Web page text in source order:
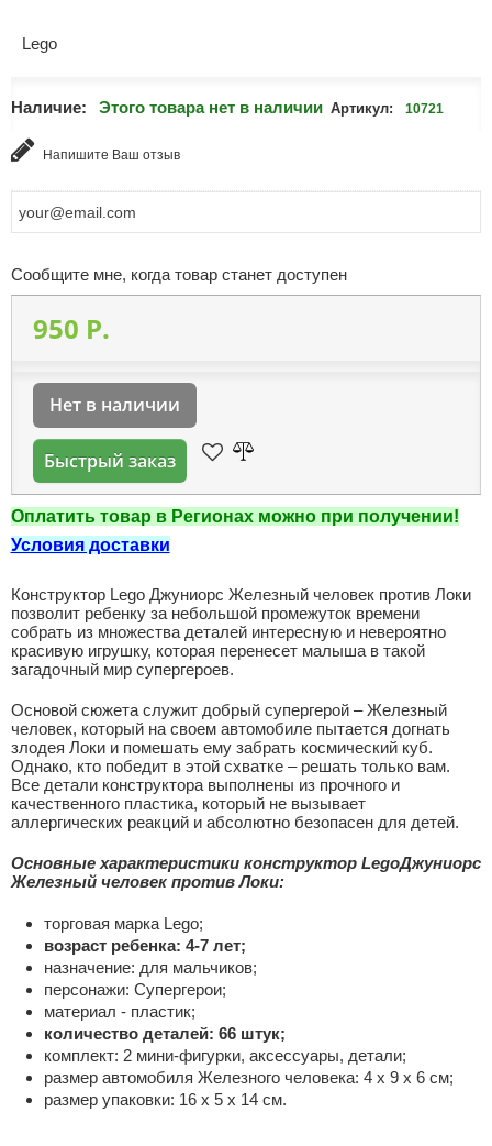
Lego
Наличие: Этого товара нет в наличии Артикул: 10721
Напишите Ваш отзыв
Сообщите мне, когда товар станет доступен
950 P.
Нет в наличии
Быстрый заказ
Оплатить товар в Регионах можно при получении!
Условия доставки
Конструктор Lego Джуниорс Железный человек против Локи
позволит ребенку за небольшой промежуток времени
собрать из множества деталей интересную и невероятно
красивую игрушку, которая перенесет малыша в такой
загадочный мир супергероев.
Основой сюжета служит добрый супергерой – Железный
человек, который на своем автомобиле пытается догнать
злодея Локи и помешать ему забрать космический куб.
Однако, кто победит в этой схватке – решать только вам.
Все детали конструктора выполнены из прочного и
качественного пластика, который не вызывает
аллергических реакций и абсолютно безопасен для детей.
Основные характеристики конструктор LegoДжуниорс
Железный человек против Локи:
торговая марка Lego;
возраст ребенка: 4-7 лет;
назначение: для мальчиков;
персонажи: Супергерои;
материал - пластик;
количество деталей: 66 штук;
комплект: 2 мини-фигурки, аксессуары, детали;
размер автомобиля Железного человека: 4 х 9 х 6 см;
размер упаковки: 16 х 5 х 14 см.